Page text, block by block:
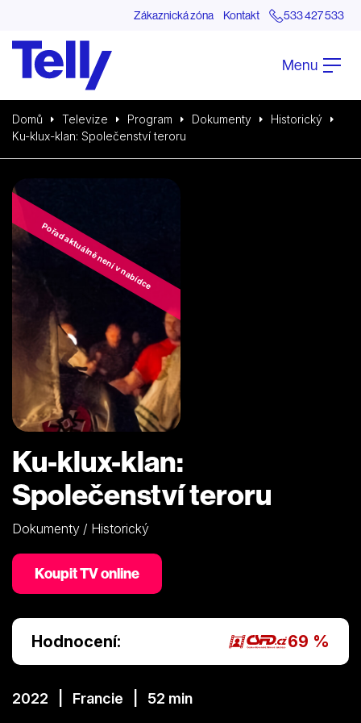
Zákaznická zóna Kontakt 533 427 533
Menu
Domů Televize Program Dokumenty
Historický
Ku-klux-klan: Společenství teroru
Pořad aktuálně není v nabídce
Ku-klux-klan:
Společenství teroru
Dokumenty / Historický
Koupit TV online
Hodnocení: 69 %
2022 | Francie | 52 min